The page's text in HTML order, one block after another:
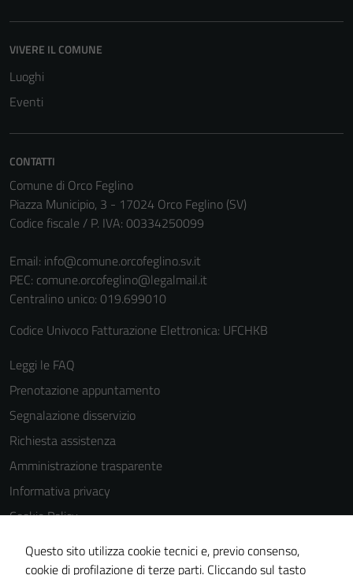
VIVERE IL COMUNE
Luoghi
Eventi
CONTATTI
Comune di Orco Feglino
Piazza Municipio, 3 - 17024 Orco Feglino (SV)
Codice fiscale / P. IVA: 00334250099
Email: info@comune.orcofeglino.sv.it
PEC: comune.orcofeglino@legalmail.it
Centralino unico: 019.699010
Codice Univoco Fatturazione Elettronica: UFCHKB
Leggi le FAQ
Prenotazione appuntamento
Segnalazione disservizio
Richiesta assistenza
Amministrazione trasparente
Informativa privacy
Cookie Policy
Note legali
Dichiarazione di accessibilità
Questo sito utilizza cookie tecnici e, previo consenso,
cookie di profilazione di terze parti. Cliccando sul tasto
Questi cookie
essere
informazioni
personali.